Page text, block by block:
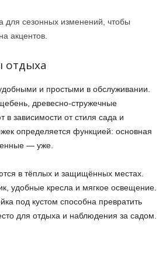
для сезонных изменений, чтобы
акцентов.
отдыха
и простыми в обслуживании.
древесно-стружечные
зависимости от стиля сада и
определяется функцией: основная
— уже.
в тёплых и защищённых местах.
удобные кресла и мягкое освещение.
под кустом способна превратить
для отдыха и наблюдения за садом.